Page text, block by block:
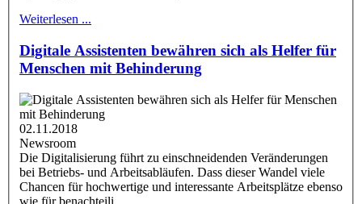
Weiterlesen ...
Digitale Assistenten bewähren sich als Helfer für
Menschen mit Behinderung
02.11.2018
Newsroom
Die Digitalisierung führt zu einschneidenden Veränderungen
bei Betriebs- und Arbeitsabläufen. Dass dieser Wandel viele
Chancen für hochwertige und interessante Arbeitsplätze ebenso
wie für benachteili